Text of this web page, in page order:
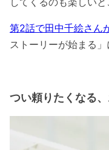
第2話で田中千絵さん
ストーリーが始まる」
つい頼りたくなる、